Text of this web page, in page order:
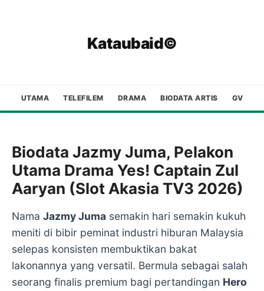
Kataubaid©
UTAMA TELEFILEM DRAMA BIODATA ARTIS GV
Biodata Jazmy Juma, Pelakon
Utama Drama Yes! Captain Zul
Aaryan (Slot Akasia TV3 2026)
Nama Jazmy Juma semakin hari semakin kukuh
meniti di bibir peminat industri hiburan Malaysia
selepas konsisten membuktikan bakat
lakonannya yang versatil. Bermula sebagai salah
seorang finalis premium bagi pertandingan Hero